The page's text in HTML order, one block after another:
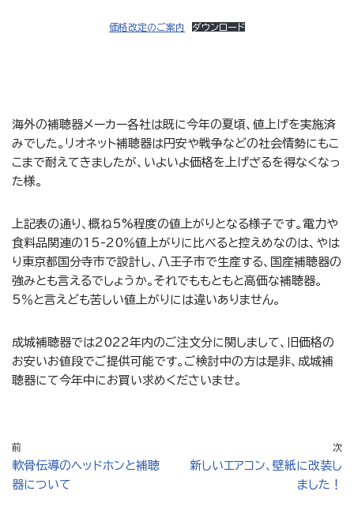
価格改定のご案内 ダウンロード
海外の補聴器メーカー各社は既に今年の夏頃、値上げを実施済
みでした。リオネット補聴器は円安や戦争などの社会情勢にもこ
こまで耐えてきましたが、いよいよ価格を上げざるを得なくなっ
た様。
上記表の通り、概ね5%程度の値上がりとなる様子です。電力や
食料品関連の15-20％値上がりに比べると控えめなのは、やは
り東京都国分寺市で設計し、八王子市で生産する、国産補聴器の
強みとも言えるでしょうか。それでももともと高価な補聴器。
5％と言えども苦しい値上がりには違いありません。
成城補聴器では2022年内のご注文分に関しまして、旧価格の
お安いお値段でご提供可能です。ご検討中の方は是非、成城補
聴器にて今年中にお買い求めくださいませ。
前
軟骨伝導のヘッドホンと補聴
器について
次
新しいエアコン、壁紙に改装し
ました！